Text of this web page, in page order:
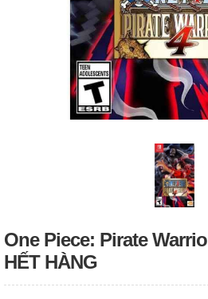
One Piece: Pirate
HẾT HÀNG